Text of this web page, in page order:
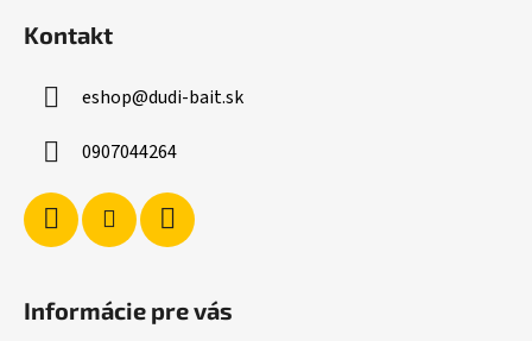
Kontakt
eshop@dudi-bait.sk
0907044264
Informácie pre vás